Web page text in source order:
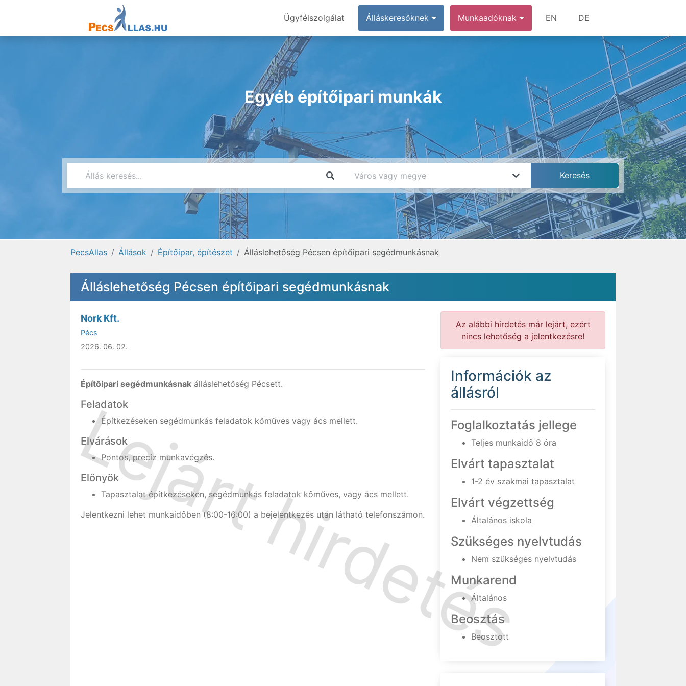
Ügyfélszolgálat Álláskeresőknek Munkaadóknak EN DE
Egyéb építőipari munkák
PecsAllas Állások Építőipar, építészet Álláslehetőség Pécsen építőipari segédmunkásnak
Álláslehetőség Pécsen építőipari segédmunkásnak
Nork Kft.
Pécs
2026. 06. 02.
Építőipari segédmunkásnak álláslehetőség Pécsett.
Feladatok
Építkezéseken segédmunkás feladatok kőműves vagy ács mellett.
Elvárások
Pontos, precíz munkavégzés.
Előnyök
Tapasztalat építkezéseken, segédmunkás feladatok kőműves, vagy ács mellett.
Jelentkezni lehet munkaidőben (8:00-16:00) a bejelentkezés után látható telefonszámon.
Az alábbi hirdetés már lejárt, ezért
nincs lehetőség a jelentkezésre!
Információk az
állásról
Foglalkoztatás jellege
Teljes munkaidő 8 óra
Elvárt tapasztalat
1-2 év szakmai tapasztalat
Elvárt végzettség
Általános iskola
Szükséges nyelvtudás
Nem szükséges nyelvtudás
Munkarend
Általános
Beosztás
Beosztott